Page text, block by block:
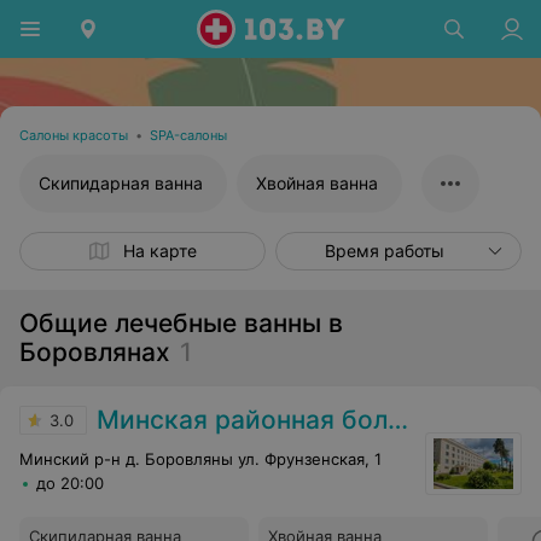
Салоны красоты • SPA-салоны
Скипидарная ванна Хвойная ванна
На карте Время работы
Общие лечебные ванны в
Боровлянах 1
3.0 Минская районная больница
Минский р-н д. Боровляны ул. Фрунзенская, 1
до 20:00
Скипидарная ванна Хвойная ванна